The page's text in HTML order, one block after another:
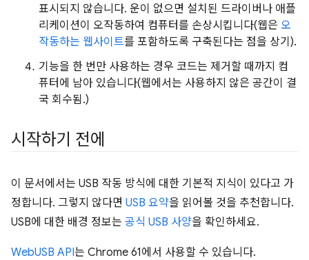
표시되지 않습니다. 운이 없으면 설치된 드라이버나 애플
리케이션이 오작동하여 컴퓨터를 손상시킵니다(웹은 오
작동하는 웹사이트를 포함하도록 구축된다는 점을 상기).
기능을 한 번만 사용하는 경우 코드는 제거할 때까지 컴
퓨터에 남아 있습니다(웹에서는 사용하지 않은 공간이 결
국 회수됨.)
시작하기 전에
이 문서에서는 USB 작동 방식에 대한 기본적 지식이 있다고 가
정합니다. 그렇지 않다면 USB 요약을 읽어볼 것을 추천합니다.
USB에 대한 배경 정보는 공식 USB 사양을 확인하세요.
WebUSB API는 Chrome 61에서 사용할 수 있습니다.